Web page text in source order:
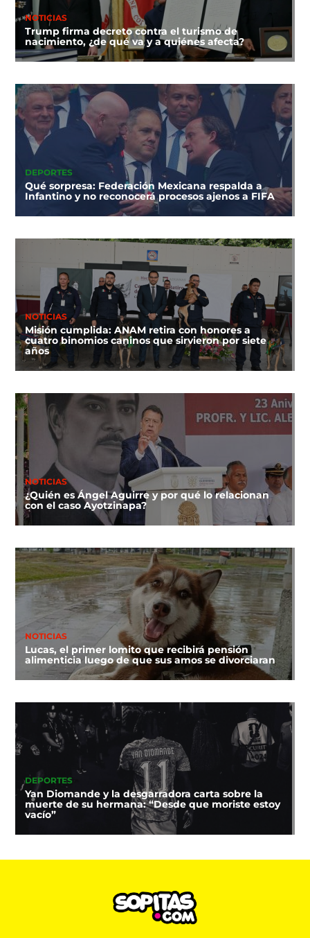
NOTICIAS
Trump firma decreto contra el turismo de
nacimiento, ¿de qué va y a quiénes afecta?
DEPORTES
Qué sorpresa: Federación Mexicana respalda a
Infantino y no reconocerá procesos ajenos a FIFA
NOTICIAS
Misión cumplida: ANAM retira con honores a
cuatro binomios caninos que sirvieron por siete
años
NOTICIAS
¿Quién es Ángel Aguirre y por qué lo relacionan
con el caso Ayotzinapa?
NOTICIAS
Lucas, el primer lomito que recibirá pensión
alimenticia luego de que sus amos se divorciaran
DEPORTES
Yan Diomande y la desgarradora carta sobre la
muerte de su hermana: “Desde que moriste estoy
vacío”